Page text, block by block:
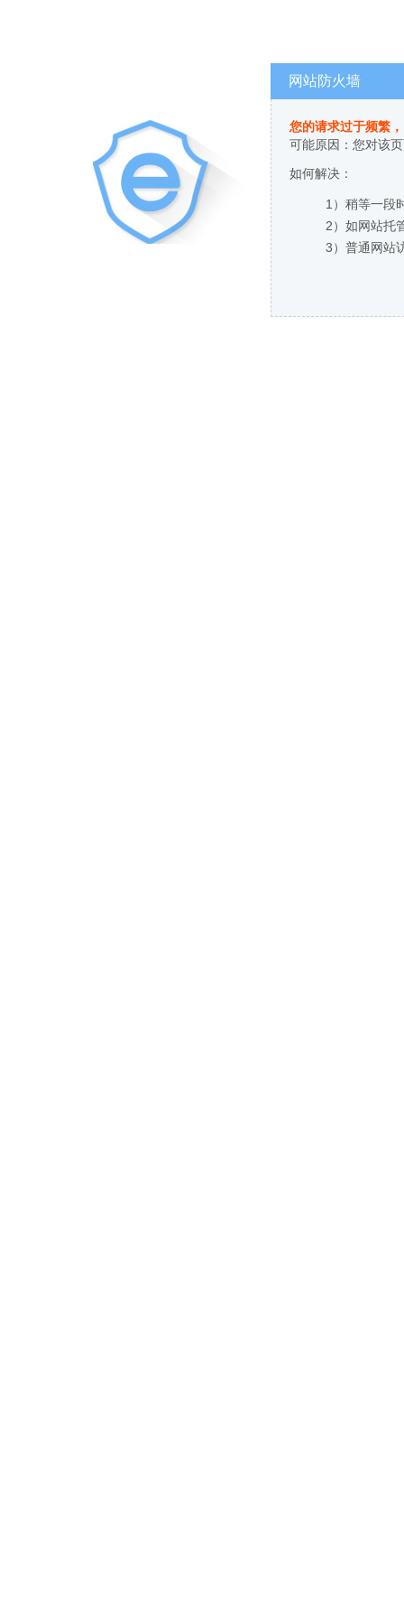
网站防火墙
您的请求过于频繁
可能原因：您对该
如何解决：
1）稍等一段
2）如网站托
3）普通网站